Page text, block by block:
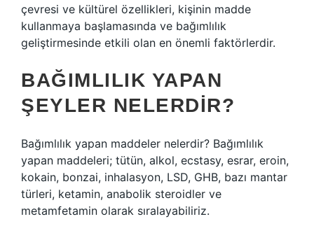
çevresi ve kültürel özellikleri, kişinin madde
kullanmaya başlamasında ve bağımlılık
geliştirmesinde etkili olan en önemli faktörlerdir.
BAĞIMLILIK YAPAN
ŞEYLER NELERDIR?
Bağımlılık yapan maddeler nelerdir? Bağımlılık
yapan maddeleri; tütün, alkol, ecstasy, esrar, eroin,
kokain, bonzai, inhalasyon, LSD, GHB, bazı mantar
türleri, ketamin, anabolik steroidler ve
metamfetamin olarak sıralayabiliriz.